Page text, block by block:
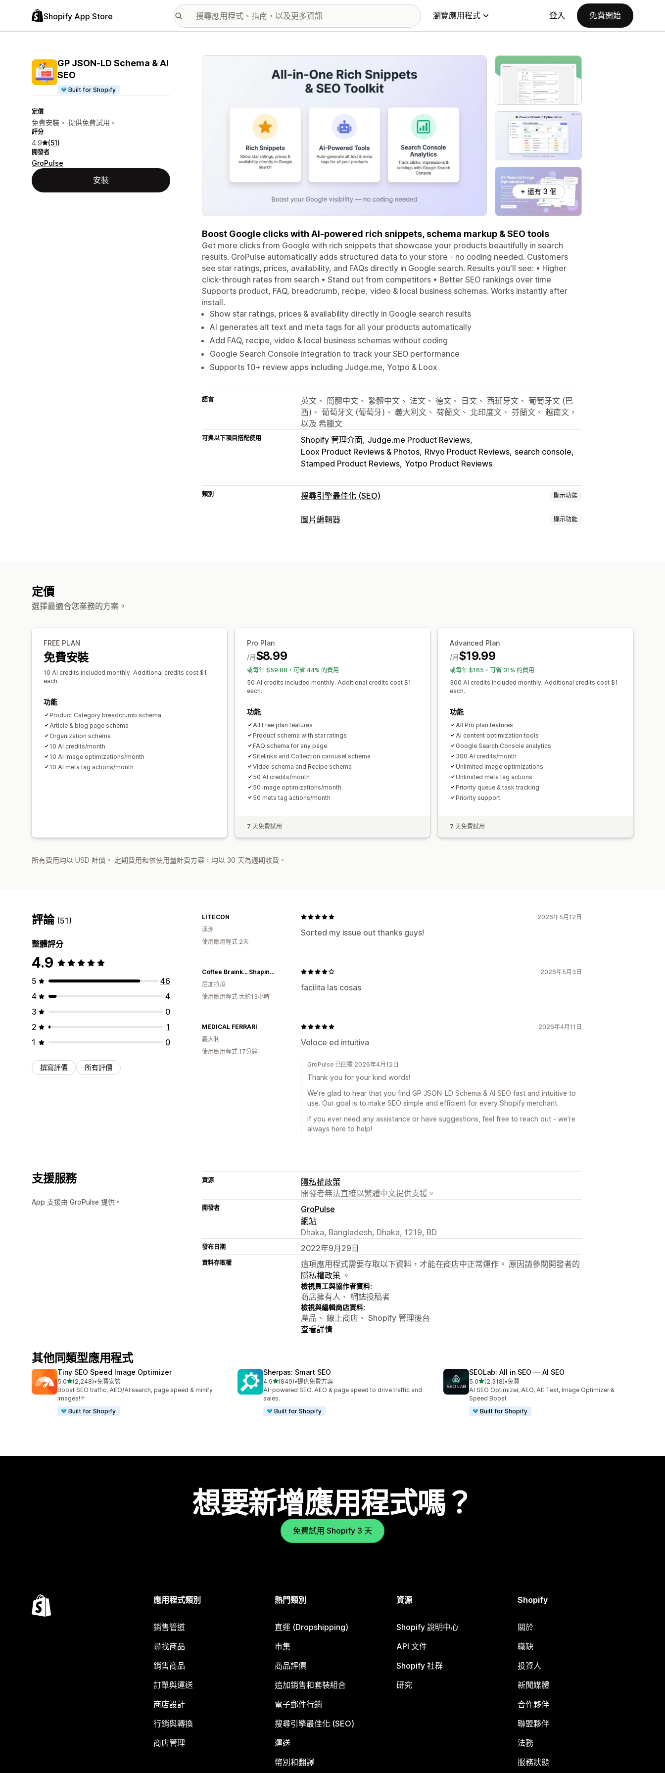
Shopify App Store 瀏覽應用程式 登入 免費開始
GP JSON‑LD Schema & AI
SEO
Built for Shopify
定價
免費安裝。 提供免費試用。
評分
4.9 (51)
開發者
GroPulse
安裝
主要圖片圖庫
+ 還有 3 個
Boost Google clicks with AI-powered rich snippets, schema markup & SEO tools
Get more clicks from Google with rich snippets that showcase your products beautifully in search
results. GroPulse automatically adds structured data to your store - no coding needed. Customers
see star ratings, prices, availability, and FAQs directly in Google search. Results you'll see: • Higher
click-through rates from search • Stand out from competitors • Better SEO rankings over time
Supports product, FAQ, breadcrumb, recipe, video & local business schemas. Works instantly after
install.
Show star ratings, prices & availability directly in Google search results
AI generates alt text and meta tags for all your products automatically
Add FAQ, recipe, video & local business schemas without coding
Google Search Console integration to track your SEO performance
Supports 10+ review apps including Judge.me, Yotpo & Loox
語言
英文、 簡體中文、 繁體中文、 法文、 德文、 日文、 西班牙文、 葡萄牙文 (巴
西)、 葡萄牙文 (葡萄牙)、 義大利文、 荷蘭文、 北印度文、 芬蘭文、 越南文，
以及 希臘文
可與以下項目搭配使用 Shopify 管理介面 Judge.me Product Reviews
Loox Product Reviews & Photos Rivyo Product Reviews search console
Stamped Product Reviews Yotpo Product Reviews
類別 搜尋引擎最佳化 (SEO) 顯示功能
搜尋引擎最佳化 (SEO) 工具
圖片編輯器 顯示功能
定價
選擇最適合您業務的方案。
FREE PLAN
免費安裝
10 AI credits included monthly. Additional credits cost $1
each.
功能
Product Category breadcrumb schema
Article & blog page schema
Organization schema
10 AI credits/month
10 AI image optimizations/month
10 AI meta tag actions/month
Pro Plan
$8.99
/月
或每年 $59.88，可省 44% 的費用
50 AI credits included monthly. Additional credits cost $1
each.
功能
All Free plan features
Product schema with star ratings
FAQ schema for any page
Sitelinks and Collection carousel schema
Video schema and Recipe schema
50 AI credits/month
50 image optimizations/month
50 meta tag actions/month
7 天免費試用
Advanced Plan
$19.99
/月
或每年 $165，可省 31% 的費用
300 AI credits included monthly. Additional credits cost $1
each.
功能
All Pro plan features
AI content optimization tools
Google Search Console analytics
300 AI credits/month
Unlimited image optimizations
Unlimited meta tag actions
Priority queue & task tracking
Priority support
7 天免費試用
所有費用均以 USD 計價。 定期費用和依使用量計費方案，均以 30 天為週期收費。
評論 (51)
整體評分
4.9
5
46
4
4
3
0
2
1
1
0
撰寫評價 所有評價
2026年5月12日
Sorted my issue out thanks guys!
LITECON
澳洲
使用應用程式 2天
2026年5月3日
facilita las cosas
Coffee Braink... Shaping History
尼加拉瓜
使用應用程式 大約13小時
2026年4月11日
Veloce ed intuitiva
MEDICAL FERRARI
義大利
使用應用程式 17分鐘
GroPulse 已回覆 2026年4月12日
Thank you for your kind words!
We’re glad to hear that you find GP JSON-LD Schema & AI SEO fast and intuitive to
use. Our goal is to make SEO simple and efficient for every Shopify merchant.
If you ever need any assistance or have suggestions, feel free to reach out - we’re
always here to help!
支援服務
App 支援由 GroPulse 提供。
資源
隱私權政策
開發者無法直接以繁體中文提供支援。
開發者
GroPulse
網站
Dhaka, Bangladesh, Dhaka, 1219, BD
發布日期 2022年9月29日
資料存取權
這項應用程式需要存取以下資料，才能在商店中正常運作。 原因請參閱開發者的
隱私權政策 。
檢視員工與協作者資料:
商店擁有人、 網誌投稿者
檢視與編輯商店資料:
產品、 線上商店、 Shopify 管理後台
查看詳情
其他同類型應用程式
Tiny SEO Speed Image Optimizer
5.0滿分 5 顆星
(2,248)
共有 2248 則評價
•免費安裝
Boost SEO traffic, AEO/AI search, page speed & minify
images!↑
Built for Shopify
Sherpas: Smart SEO
4.9滿分 5 顆星
(849)
共有 849 則評價
•提供免費方案
AI-powered SEO, AEO & page speed to drive traffic and
sales.
Built for Shopify
SEOLab: All in SEO — AI SEO
5.0滿分 5 顆星
(2,318)
共有 2318 則評價
•免費
AI SEO Optimizer, AEO, Alt Text, Image Optimizer &
Speed Boost
Built for Shopify
想要新增應用程式嗎？
免費試用 Shopify 3 天
應用程式類別
銷售管道
尋找商品
銷售商品
訂單與運送
商店設計
行銷與轉換
商店管理
熱門類別
直運 (Dropshipping)
市集
商品評價
追加銷售和套裝組合
電子郵件行銷
搜尋引擎最佳化 (SEO)
運送
幣別和翻譯
資源
Shopify 說明中心
API 文件
Shopify 社群
研究
Shopify
關於
職缺
投資人
新聞媒體
合作夥伴
聯盟夥伴
法務
服務狀態